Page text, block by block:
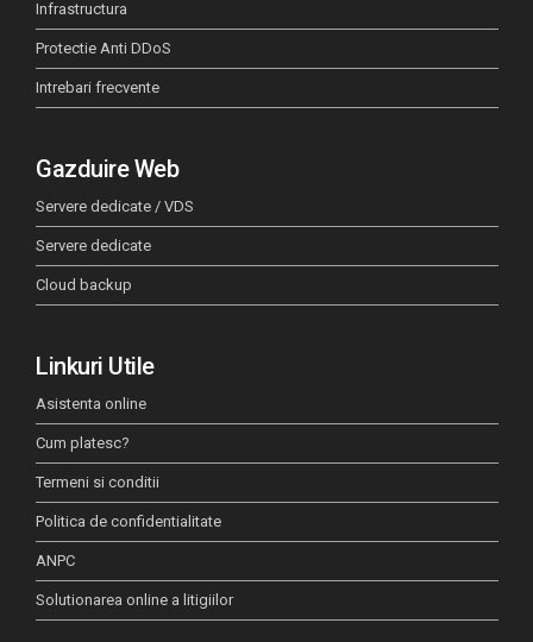
Infrastructura
Protectie Anti DDoS
Intrebari frecvente
Gazduire Web
Servere dedicate / VDS
Servere dedicate
Cloud backup
Linkuri Utile
Asistenta online
Cum platesc?
Termeni si conditii
Politica de confidentialitate
ANPC
Solutionarea online a litigiilor